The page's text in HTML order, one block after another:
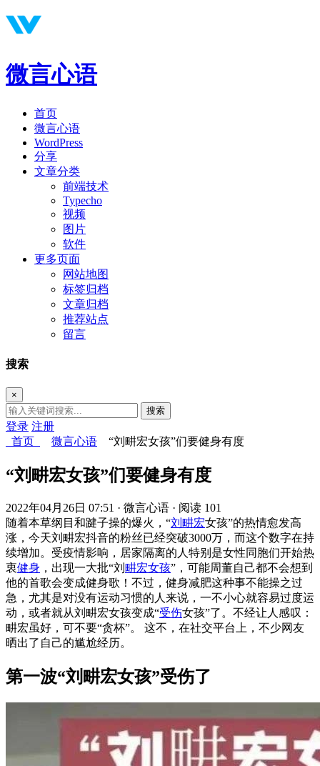
微言心语
首页
微言心语
WordPress
分享
文章分类
前端技术
Typecho
视频
图片
软件
更多页面
网站地图
标签归档
文章归档
推荐站点
留言
搜索
×
搜索
登录 注册
首页
微言心语 “刘畊宏女孩”们要健身有度
“刘畊宏女孩”们要健身有度
2022年04月26日 07:51 · 微言心语 · 阅读 101
随着本草纲目和踺子操的爆火，“刘畊宏女孩”的热情愈发高
涨，今天刘畊宏抖音的粉丝已经突破3000万，而这个数字在持
续增加。受疫情影响，居家隔离的人特别是女性同胞们开始热
衷健身 ，出现一大批“刘 畊宏女孩”，可能周董自己都不会想到
他的首歌会变成健身歌！不过，健身减肥这种事不能操之过
急，尤其是对没有运动习惯的人来说，一不小心就容易过度运
动，或者就从刘畊宏女孩变成“受伤女孩”了。不经让人感叹：
畊宏虽好，可不要“贪杯”。 这不，在社交平台上，不少网友
晒出了自己的尴尬经历。
第一波“刘畊宏女孩”受伤了